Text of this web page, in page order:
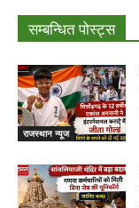
सम्बन्धित पोस्ट्स
राजस्थान न्यूज